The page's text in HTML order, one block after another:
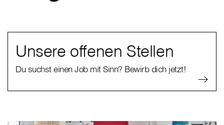
Unsere offenen Stellen
Du suchst einen Job mit Sinn? Bewirb dich jetzt!